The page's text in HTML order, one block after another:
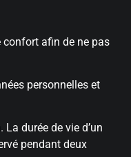
confort afin de ne pas
personnelles et
durée de vie d’un
pendant deux